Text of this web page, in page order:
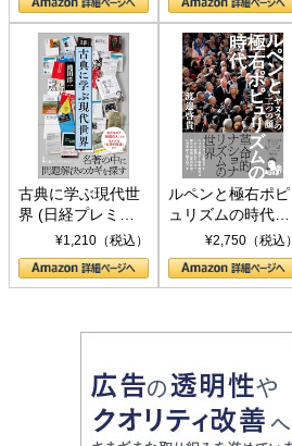
書)
古典に学ぶ現代世
界 (日経プレミア
シリーズ)¥1,210（税込）
ルペンと極右ポピ
ュリズムの時代：
〈ヤヌス〉の二つ
の顔
¥2,750（税込）